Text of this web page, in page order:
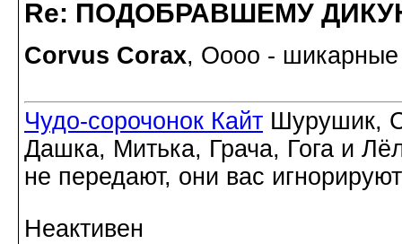
Re: ПОДОБРАВШЕМУ
Corvus Corax, Оооо - шикарные
Чудо-сорочонок Кайт Шурушик,
Дашка, Митька, Грача, Гога и
не передают, они вас игнорируют
Неактивен